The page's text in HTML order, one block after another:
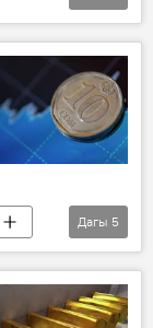
Дагы 5